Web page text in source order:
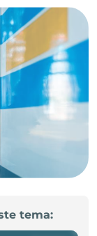
tema: